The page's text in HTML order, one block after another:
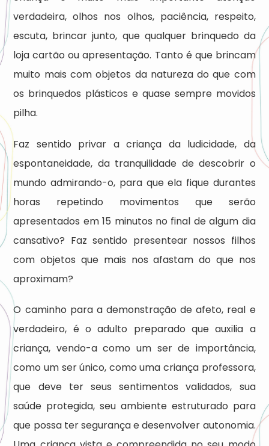
verdadeira, olhos nos olhos, paciência, respeito,
escuta, brincar junto, que qualquer brinquedo da
loja cartão ou apresentação. Tanto é que brincam
muito mais com objetos da natureza do que com
os brinquedos plásticos e quase sempre movidos
pilha.
Faz sentido privar a criança da ludicidade, da
espontaneidade, da tranquilidade de descobrir o
mundo admirando-o, para que ela fique durantes
horas repetindo movimentos que serão
apresentados em 15 minutos no final de algum dia
cansativo? Faz sentido presentear nossos filhos
com objetos que mais nos afastam do que nos
aproximam?
O caminho para a demonstração de afeto, real e
verdadeiro, é o adulto preparado que auxilia a
criança, vendo-a como um ser de importância,
como um ser único, como uma criança professora,
que deve ter seus sentimentos validados, sua
saúde protegida, seu ambiente estruturado para
que possa ter segurança e desenvolver autonomia.